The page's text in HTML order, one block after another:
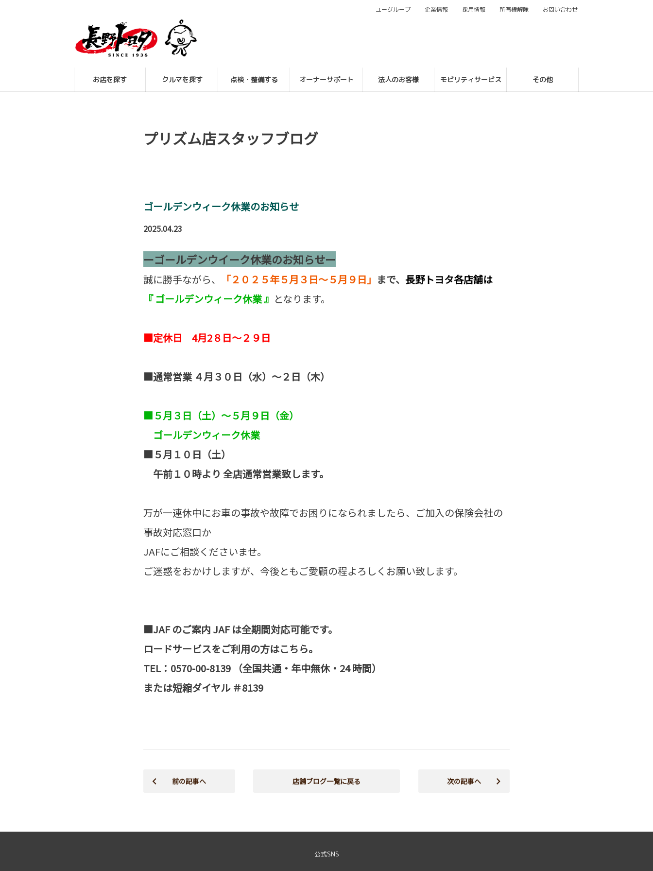
お店を探す クルマを探す 点検・整備する オーナーサポート 法人のお客様 モビリティサービス その他
ユーグループ 企業情報 採用情報 所有権解除 お問い合わせ
プリズム店スタッフブログ
ゴールデンウィーク休業のお知らせ
2025.04.23
ーゴールデンウイーク休業のお知らせー
誠に勝手ながら、 「２０２５年５月３日～５月９日」 まで、 長野トヨタ各店舗は
『 ゴールデンウィーク休業 』 となります。
■定休日 4月2８日～２９日
■通常営業 ４月３０日（水）～２日（木）
■５月３日（土）～５月９日（金）
ゴールデンウィーク休業
■５月１０日（土）
午前１０時より 全店通常営業致します。
万が一連休中にお車の事故や故障でお困りになられましたら、ご加入の保険会社の
事故対応窓口か
JAFにご相談くださいませ。
ご迷惑をおかけしますが、今後ともご愛顧の程よろしくお願い致します。
■JAF のご案内 JAF は全期間対応可能です。
ロードサービスをご利用の方はこちら。
TEL：0570-00-8139 （全国共通・年中無休・24 時間）
または短縮ダイヤル ＃8139
前の記事へ 店舗ブログ一覧に戻る 次の記事へ
公式SNS